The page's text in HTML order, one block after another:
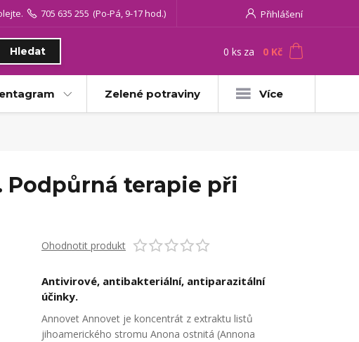
Přihlášení
Hledat
705 635 255 (Po-Pá, 9-17 hod.)
0 ks za 0 Kč
Zelené potraviny Více
terapie při
Ohodnotit produkt
Antivirové, antibakteriální, antiparazitální
účinky.
Annovet Annovet je koncentrát z extraktu listů
jihoamerického stromu Anona ostnitá (Annona